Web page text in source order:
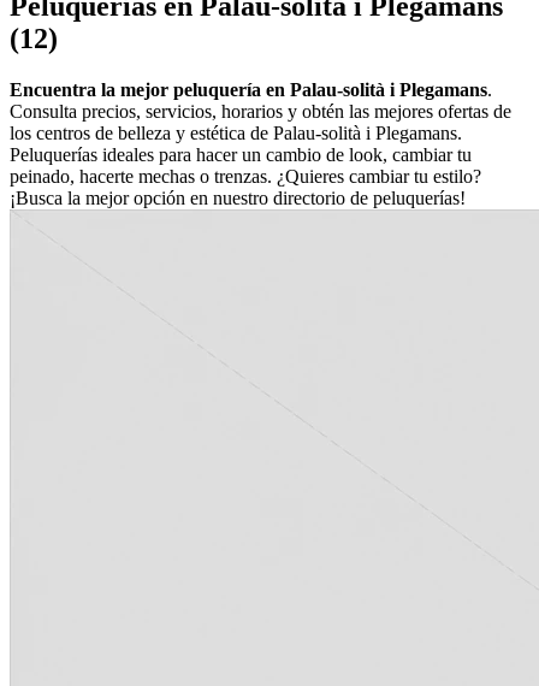
(12)
Encuentra la mejor peluquería en Palau-solità i Plegamans.
Consulta precios, servicios, horarios y obtén las mejores ofertas de
los centros de belleza y estética de Palau-solità i Plegamans.
Peluquerías ideales para hacer un cambio de look, cambiar tu
peinado, hacerte mechas o trenzas. ¿Quieres cambiar tu estilo?
¡Busca la mejor opción en nuestro directorio de peluquerías!